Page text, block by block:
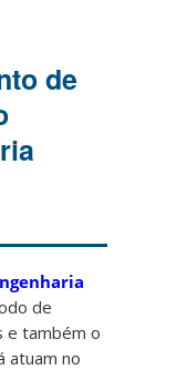
de
de
e também o
atuam no